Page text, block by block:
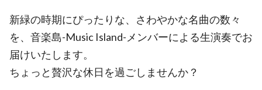
新緑の時期にぴったりな、さわやかな名曲の数々
を、音楽島-Music Island-メンバーによる生演奏でお
届けいたします。
ちょっと贅沢な休日を過ごしませんか？